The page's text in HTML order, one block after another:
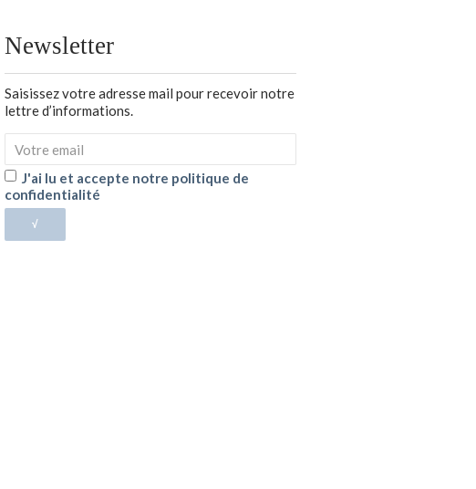
Newsletter
Saisissez votre adresse mail pour recevoir notre
lettre d’informations.
J'ai lu et accepte notre politique de
confidentialité
√